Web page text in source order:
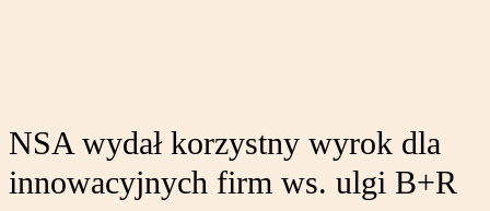
NSA wydał korzystny wyrok dla
innowacyjnych firm ws. ulgi B+R